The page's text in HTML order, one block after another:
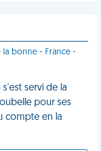
la bonne - France -
servi de la
pour ses
compte en la